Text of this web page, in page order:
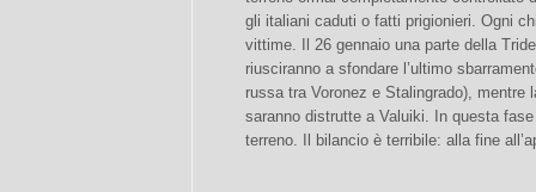
gli italiani caduti o fatti prigionieri. Ogni
vittime. Il 26 gennaio una parte della
riusciranno a sfondare l’ultimo
russa tra Voronez e Stalingrado),
saranno distrutte a Valuiki. In questa
terreno. Il bilancio è terribile: alla fine